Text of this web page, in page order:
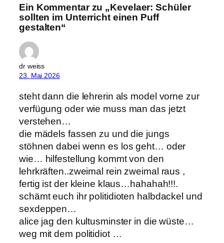
Ein Kommentar zu „Kevelaer: Schüler
sollten im Unterricht einen Puff
gestalten“
dr weiss
23. Mai 2026
steht dann die lehrerin als model vorne zur
verfügung oder wie muss man das jetzt
verstehen…
die mädels fassen zu und die jungs
stöhnen dabei wenn es los geht… oder
wie… hilfestellung kommt von den
lehrkräften..zweimal rein zweimal raus ,
fertig ist der kleine klaus…hahahah!!!.
schämt euch ihr politidioten halbdackel und
sexdeppen…
alice jag den kultusminster in die wüste…
weg mit dem politidiot …